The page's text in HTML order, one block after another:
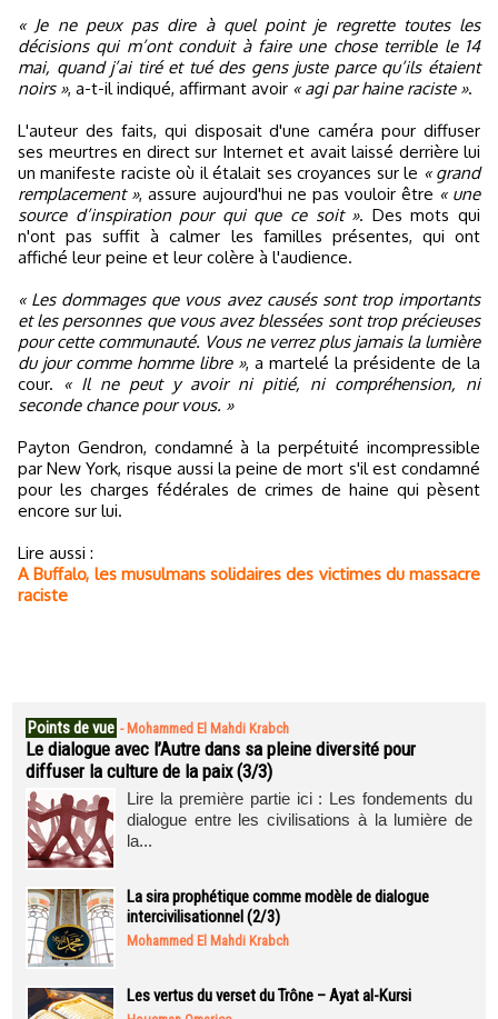
« Je ne peux pas dire à quel point je regrette toutes les
décisions qui m’ont conduit à faire une chose terrible le 14
mai, quand j’ai tiré et tué des gens juste parce qu’ils étaient
noirs », a-t-il indiqué, affirmant avoir « agi par haine raciste ».
L'auteur des faits, qui disposait d'une caméra pour diffuser
ses meurtres en direct sur Internet et avait laissé derrière lui
un manifeste raciste où il étalait ses croyances sur le « grand
remplacement », assure aujourd'hui ne pas vouloir être « une
source d’inspiration pour qui que ce soit ». Des mots qui
n'ont pas suffit à calmer les familles présentes, qui ont
affiché leur peine et leur colère à l'audience.
« Les dommages que vous avez causés sont trop importants
et les personnes que vous avez blessées sont trop précieuses
pour cette communauté. Vous ne verrez plus jamais la lumière
du jour comme homme libre », a martelé la présidente de la
cour.
« Il ne peut y avoir ni pitié, ni compréhension, ni
seconde chance pour vous. »
Payton Gendron, condamné à la perpétuité incompressible
par New York, risque aussi la peine de mort s'il est condamné
pour les charges fédérales de crimes de haine qui pèsent
encore sur lui.
Lire aussi :
A Buffalo, les musulmans solidaires des victimes du massacre
raciste
Points de vue - Mohammed El Mahdi Krabch
Le dialogue avec l’Autre dans sa pleine diversité pour
diffuser la culture de la paix (3/3)
Lire la première partie ici : Les fondements du
dialogue entre les civilisations à la lumière de
la...
La sira prophétique comme modèle de dialogue
intercivilisationnel (2/3)
Mohammed El Mahdi Krabch
Les vertus du verset du Trône – Ayat al-Kursi